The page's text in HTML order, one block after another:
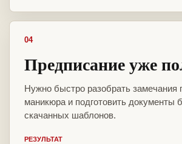
04
Предписание уже
Нужно быстро разобрать замечания
маникюра и подготовить документы
скачанных шаблонов.
РЕЗУЛЬТАТ